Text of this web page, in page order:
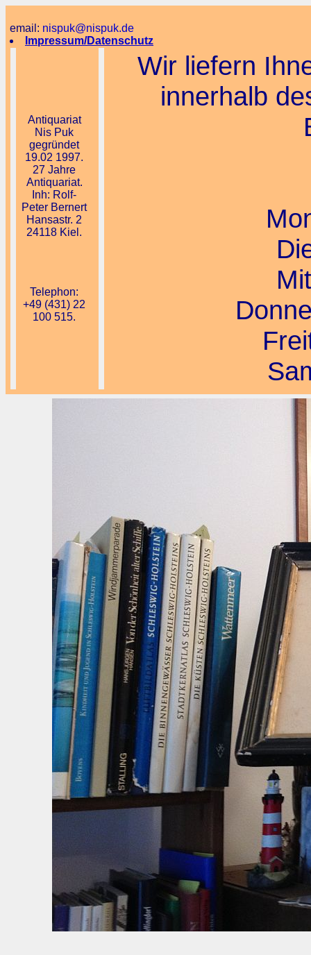
email: nispuk@nispuk.de
Impressum/Datenschutz
Antiquariat
Nis Puk
gegründet
19.02 1997.
27 Jahre
Antiquariat.
Inh: Rolf-
Peter Bernert
Hansastr. 2
24118 Kiel.
Telephon:
+49 (431) 22
100 515.
Wir liefern
innerhalb